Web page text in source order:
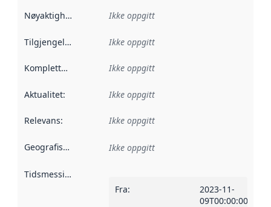
Nøyaktighet Ikke oppgitt
Tilgjengelighet Ikke oppgitt
Kompletthet Ikke oppgitt
Aktualitet: Ikke oppgitt
Relevans: Ikke oppgitt
Geografisk avgrensning :
Ikke oppgitt
Tidsmessig avgrensning
Fra:
2023-11-
09T00:00:00Z